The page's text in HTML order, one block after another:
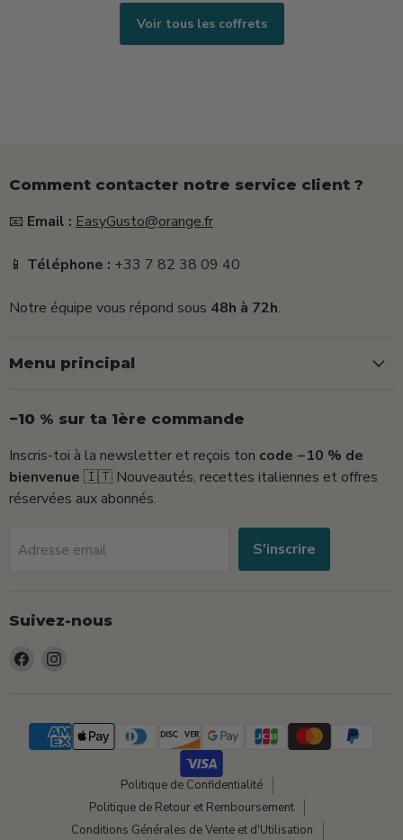
Voir tous les coffrets
Comment contacter notre service client ?
📧 Email : EasyGusto@orange.fr
📱 Téléphone : +33 7 82 38 09 40
Notre équipe vous répond sous 48h à 72h.
Menu principal
−10 % sur ta 1ère commande
Inscris-toi à la newsletter et reçois ton code −10 % de
bienvenue 🇮🇹 Nouveautés, recettes italiennes et offres
réservées aux abonnés.
Adresse email S'inscrire
Suivez-nous
Trouvez-
Politique de Confidentialité
Politique de Retour et Remboursement
Conditions Générales de Vente et d'Utilisation